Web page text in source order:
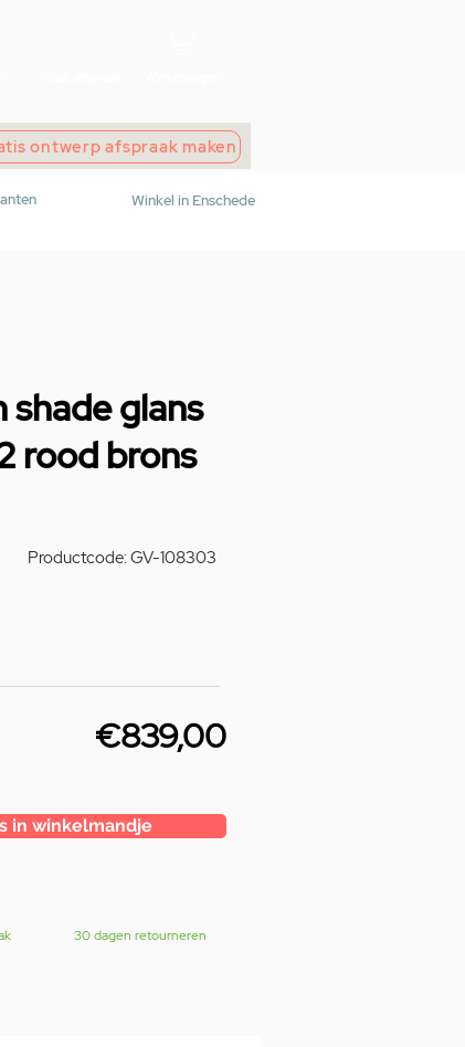
ontwerp afspraak maken
Winkel in Enschede
shade glans
rood brons
Productcode: GV-108303
€839,00
in winkelmandje
30 dagen retourneren